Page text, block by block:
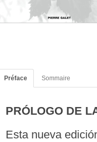
Préface Sommaire
PRÓLOGO DE
Esta nueva